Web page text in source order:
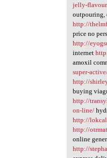
jelly-
outpouring,
http://
price no
http://
internet
amoxil
super-
http://
buying
http://
on-line/
http://
http://
online
http://